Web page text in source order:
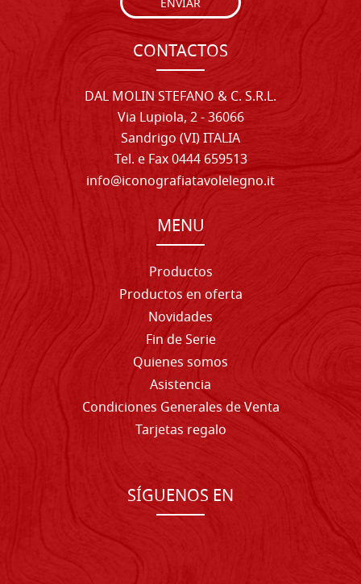
ENVIAR
CONTACTOS
DAL MOLIN STEFANO & C. S.R.L.
Via Lupiola, 2 - 36066
Sandrigo (VI) ITALIA
Tel. e Fax 0444 659513
info@iconografiatavolelegno.it
MENU
Productos
Productos en oferta
Novidades
Fin de Serie
Quienes somos
Asistencia
Condiciones Generales de Venta
Tarjetas regalo
SÍGUENOS EN